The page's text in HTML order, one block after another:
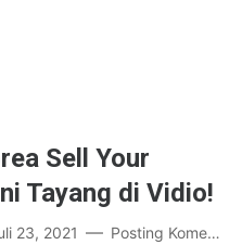
Sell Your
Tayang di Vidio!
23, 2021 Posting Komentar